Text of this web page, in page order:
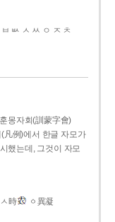
ㅄ ㅅ ㅆ ㅇ ㅈ ㅊ
몽자회(訓蒙字會)
凡例)에서 한글 자모가
했는데, 그것이 자모
時
ㆁ異凝